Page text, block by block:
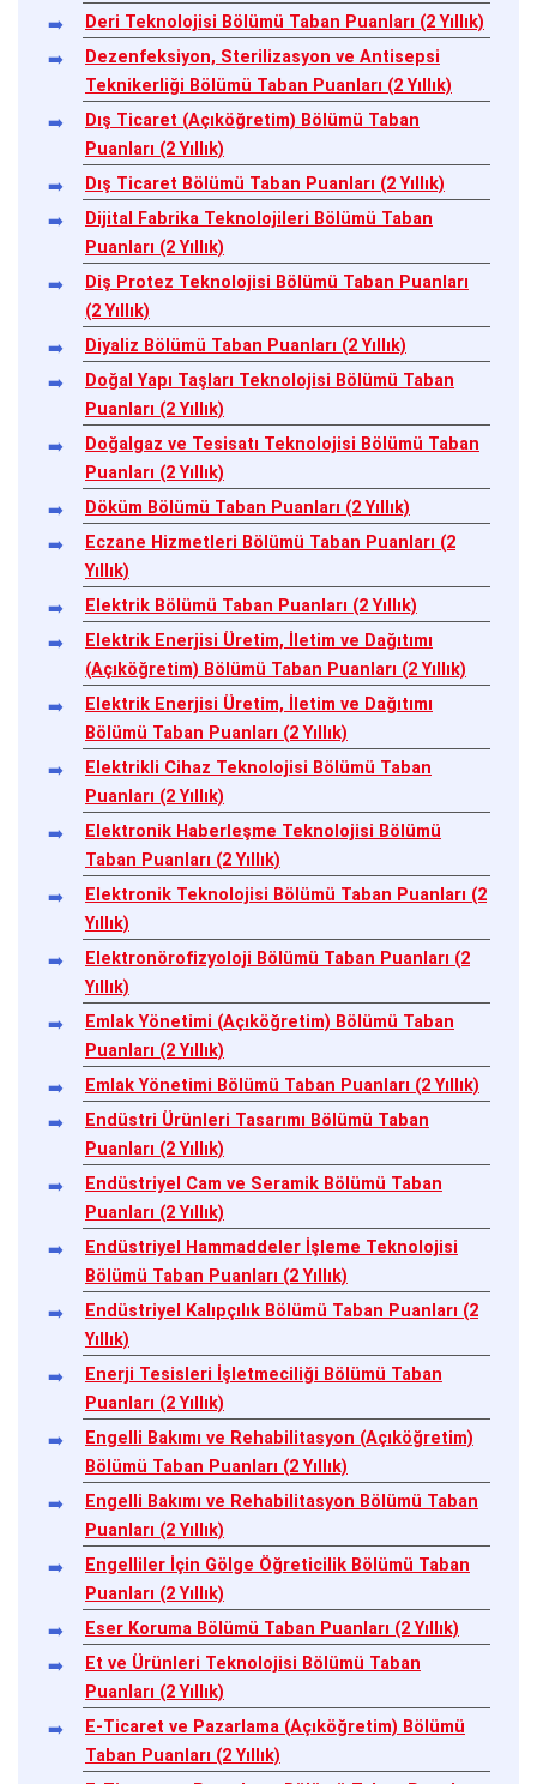
Deri Teknolojisi Bölümü Taban Puanları (2 Yıllık)
Dezenfeksiyon, Sterilizasyon ve Antisepsi
Teknikerliği Bölümü Taban Puanları (2 Yıllık)
Dış Ticaret (Açıköğretim) Bölümü Taban
Puanları (2 Yıllık)
Dış Ticaret Bölümü Taban Puanları (2 Yıllık)
Dijital Fabrika Teknolojileri Bölümü Taban
Puanları (2 Yıllık)
Diş Protez Teknolojisi Bölümü Taban Puanları
(2 Yıllık)
Diyaliz Bölümü Taban Puanları (2 Yıllık)
Doğal Yapı Taşları Teknolojisi Bölümü Taban
Puanları (2 Yıllık)
Doğalgaz ve Tesisatı Teknolojisi Bölümü Taban
Puanları (2 Yıllık)
Döküm Bölümü Taban Puanları (2 Yıllık)
Eczane Hizmetleri Bölümü Taban Puanları (2
Yıllık)
Elektrik Bölümü Taban Puanları (2 Yıllık)
Elektrik Enerjisi Üretim, İletim ve Dağıtımı
(Açıköğretim) Bölümü Taban Puanları (2 Yıllık)
Elektrik Enerjisi Üretim, İletim ve Dağıtımı
Bölümü Taban Puanları (2 Yıllık)
Elektrikli Cihaz Teknolojisi Bölümü Taban
Puanları (2 Yıllık)
Elektronik Haberleşme Teknolojisi Bölümü
Taban Puanları (2 Yıllık)
Elektronik Teknolojisi Bölümü Taban Puanları (2
Yıllık)
Elektronörofizyoloji Bölümü Taban Puanları (2
Yıllık)
Emlak Yönetimi (Açıköğretim) Bölümü Taban
Puanları (2 Yıllık)
Emlak Yönetimi Bölümü Taban Puanları (2 Yıllık)
Endüstri Ürünleri Tasarımı Bölümü Taban
Puanları (2 Yıllık)
Endüstriyel Cam ve Seramik Bölümü Taban
Puanları (2 Yıllık)
Endüstriyel Hammaddeler İşleme Teknolojisi
Bölümü Taban Puanları (2 Yıllık)
Endüstriyel Kalıpçılık Bölümü Taban Puanları (2
Yıllık)
Enerji Tesisleri İşletmeciliği Bölümü Taban
Puanları (2 Yıllık)
Engelli Bakımı ve Rehabilitasyon (Açıköğretim)
Bölümü Taban Puanları (2 Yıllık)
Engelli Bakımı ve Rehabilitasyon Bölümü Taban
Puanları (2 Yıllık)
Engelliler İçin Gölge Öğreticilik Bölümü Taban
Puanları (2 Yıllık)
Eser Koruma Bölümü Taban Puanları (2 Yıllık)
Et ve Ürünleri Teknolojisi Bölümü Taban
Puanları (2 Yıllık)
E-Ticaret ve Pazarlama (Açıköğretim) Bölümü
Taban Puanları (2 Yıllık)